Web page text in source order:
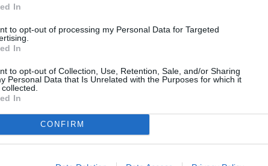
In
to opt-out of processing my Personal Data for Targeted
In
to opt-out of Collection, Use, Retention, Sale, and/or Sharing
Personal Data that Is Unrelated with the Purposes for which it
In
CONFIRM